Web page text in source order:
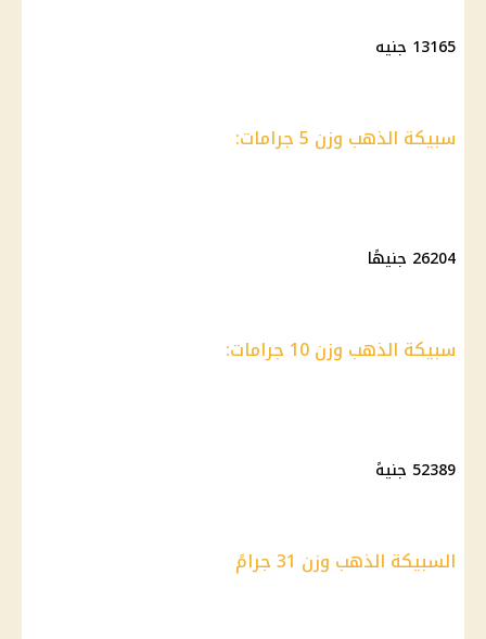
13165 جنيه
سبيكة الذهب وزن 5 جرامات:
26204 جنيهًا
سبيكة الذهب وزن 10 جرامات:
52389 جنيهً
السبيكة الذهب وزن 31 جرامً